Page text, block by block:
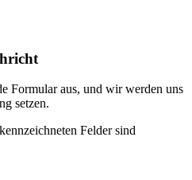
Formular aus, und wir werden uns
setzen.
Felder sind